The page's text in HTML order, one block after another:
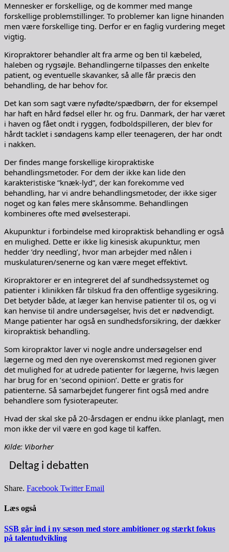
Mennesker er forskellige, og de kommer med mange
forskellige problemstillinger. To problemer kan ligne hinanden
men være forskellige ting. Derfor er en faglig vurdering meget
vigtig.
Kiropraktorer behandler alt fra arme og ben til kæbeled,
haleben og rygsøjle. Behandlingerne tilpasses den enkelte
patient, og eventuelle skavanker, så alle får præcis den
behandling, de har behov for.
Det kan som sagt være nyfødte/spædbørn, der for eksempel
har haft en hård fødsel eller hr. og fru. Danmark, der har været
i haven og fået ondt i ryggen, fodboldspilleren, der blev for
hårdt tacklet i søndagens kamp eller teenageren, der har ondt
i nakken.
Der findes mange forskellige kiropraktiske
behandlingsmetoder. For dem der ikke kan lide den
karakteristiske ”knæk-lyd”, der kan forekomme ved
behandling, har vi andre behandlingsmetoder, der ikke siger
noget og kan føles mere skånsomme. Behandlingen
kombineres ofte med øvelsesterapi.
Akupunktur i forbindelse med kiropraktisk behandling er også
en mulighed. Dette er ikke lig kinesisk akupunktur, men
hedder ’dry needling’, hvor man arbejder med nålen i
muskulaturen/senerne og kan være meget effektivt.
Kiropraktorer er en integreret del af sundhedssystemet og
patienter i klinikken får tilskud fra den offentlige sygesikring.
Det betyder både, at læger kan henvise patienter til os, og vi
kan henvise til andre undersøgelser, hvis det er nødvendigt.
Mange patienter har også en sundhedsforsikring, der dækker
kiropraktisk behandling.
Som kiropraktor laver vi nogle andre undersøgelser end
lægerne og med den nye overenskomst med regionen giver
det mulighed for at udrede patienter for lægerne, hvis lægen
har brug for en ’second opinion’. Dette er gratis for
patienterne. Så samarbejdet fungerer fint også med andre
behandlere som fysioterapeuter.
Hvad der skal ske på 20-årsdagen er endnu ikke planlagt, men
mon ikke der vil være en god kage til kaffen.
Kilde: Viborher
Deltag i debatten
Share. Facebook Twitter Email
Læs også
SSB går ind i ny sæson med store ambitioner og stærkt fokus
på talentudvikling